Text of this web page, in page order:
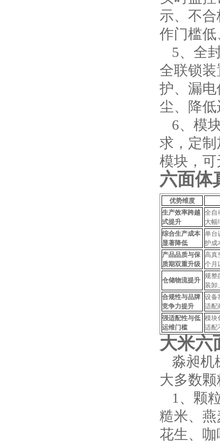
示、不
作门槛
5、 全
全联锁
护、漏
尘、降
6、 模
求，定
模块，
六面体
优势维度
生产效率跨越
式提升
全自
大幅
综合生产成本
显著降低
单台
护成
产品品质与保
质期双重升级
高真
个月
仓储物流提升
规整
装卸
合规性与品牌
竞争力提升
设备
适配
强适配性与低
运维门槛
模块
适配
大米六
淼昶机
大多数
1、颗
糙米、
花生、